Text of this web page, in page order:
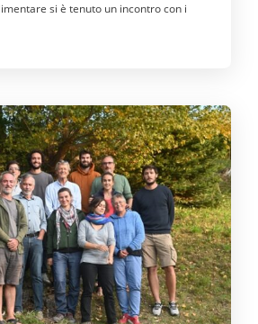
si è tenuto un incontro con i